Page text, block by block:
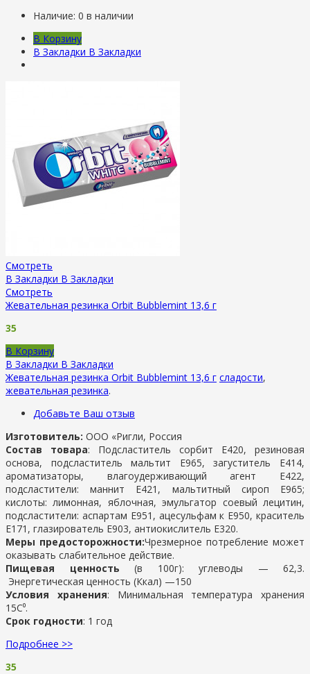
Наличие: 0 в наличии
В Корзину
В Закладки В Закладки
Смотреть
В Закладки В Закладки
Смотреть
Жевательная резинка Orbit Bubblemint 13,6 г
35
В Корзину
В Закладки В Закладки
Жевательная резинка Orbit Bubblemint 13,6 г сладости,
жевательная резинка.
Добавьте Ваш отзыв
Изготовитель: ООО «Ригли, Россия
Состав товара: Подсластитель сорбит Е420, резиновая
основа, подсластитель мальтит Е965, загуститель Е414,
ароматизаторы, влагоудерживающий агент Е422,
подсластители: маннит Е421, мальтитный сироп Е965;
кислоты: лимонная, яблочная, эмульгатор соевый лецитин,
подсластители: аспартам Е951, ацесульфам к Е950, краситель
Е171, глазирователь Е903, антиокислитель Е320.
Меры предосторожности:Чрезмерное потребление может
оказывать слабительное действие.
Пищевая ценность (в 100г): углеводы — 62,3.
Энергетическая ценность (Ккал) —150
Условия хранения: Минимальная температура хранения
15С⁰.
Срок годности: 1 год
Подробнее >>
35